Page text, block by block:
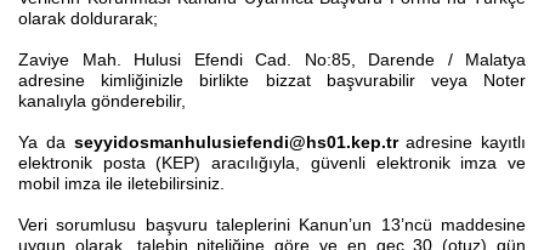
olarak doldurarak;
Zaviye Mah. Hulusi Efendi Cad. No:85, Darende / Malatya
adresine kimliğinizle birlikte bizzat başvurabilir veya Noter
kanalıyla gönderebilir,
Ya da seyyidosmanhulusiefendi@hs01.kep.tradresine kayıtlı
elektronik posta (KEP) aracılığıyla, güvenli elektronik imza ve
mobil imza ile iletebilirsiniz.
Veri sorumlusu başvuru taleplerini Kanun’un 13’ncü maddesine
uygun olarak, talebin niteliğine göre ve en geç 30 (otuz) gün